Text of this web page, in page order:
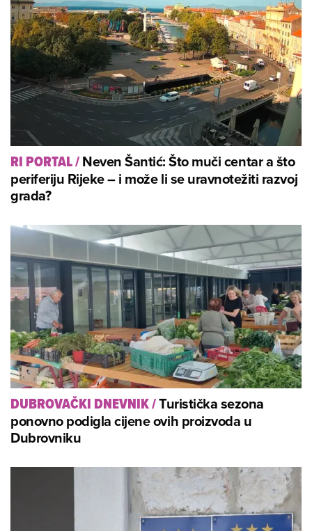
RI PORTAL/Neven Šantić: Što muči centar a što
periferiju Rijeke – i može li se uravnotežiti razvoj
grada?
DUBROVAČKI DNEVNIK/Turistička sezona
ponovno podigla cijene ovih proizvoda u
Dubrovniku